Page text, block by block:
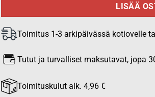
LISÄÄ
Toimitus 1-3 arkipäivässä kotiovelle
Tutut ja turvalliset maksutavat, jopa
Toimituskulut alk. 4,96 €